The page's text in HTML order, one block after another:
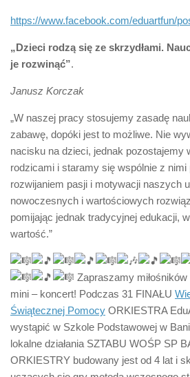
https://www.facebook.com/eduartfun/
„Dzieci rodzą się ze skrzydłami.
je rozwinąć”.
Janusz Korczak
„W naszej pracy stosujemy zasadę
zabawę, dopóki jest to możliwe. Nie
nacisku na dzieci, jednak pozostajemy
rodzicami i staramy się wspólnie z nimi
rozwijaniem pasji i motywacji naszych
nowoczesnych i wartościowych
pomijając jednak tradycyjnej edukacji,
wartość.”
Zapraszamy
mini – koncert! Podczas 31 FINAŁU
Świątecznej Pomocy ORKIESTRA
wystąpić w Szkole Podstawowej w
lokalne działania SZTABU WOŚP SP
ORKIESTRY budowany jest od 4 lat i